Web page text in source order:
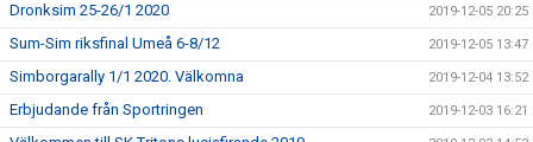
Dronksim 25-26/1 2020 2019-12-05 20:25
Sum-Sim riksfinal Umeå 6-8/12 2019-12-05 13:47
Simborgarally 1/1 2020. Välkomna 2019-12-04 13:52
Erbjudande från Sportringen 2019-12-03 16:21